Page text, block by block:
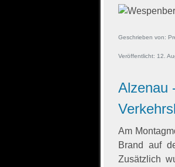
Geschrieben von:
Veröffentlicht: 12.
Alzenau
Am
Brand auf
Zusätzlich